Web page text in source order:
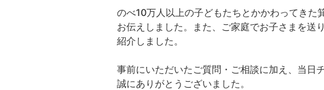
のべ10万人以上の子どもたちとかかわってきた
お伝えしました。また、ご家庭でお子さまを送
紹介しました。
事前にいただいたご質問・ご相談に加え、当日
誠にありがとうございました。